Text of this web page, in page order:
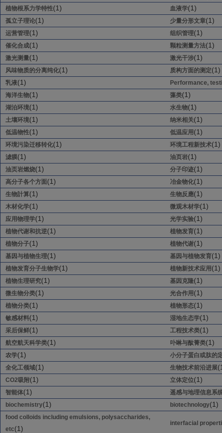
植物根系力学特性(1) 血液学(1)
孤立子理论(1) 少量分形文章(1)
运营管理(1) 组织管理(1)
催化合成(1) 颗粒测量方法(1)
激光测量(1) 激光干涉(1)
风味物质的分离纯化(1) 质构方面的测定(1)
乳液(1)
Performance,
海洋生物(1) 藻类(1)
湖泊环境(1) 水生物(1)
土壤环境(1) 纳米相关(1)
低温物性(1) 低温应用 (1)
环境污染迁移转化(1) 环境工程新技术(1)
滤膜(1) 油页岩(1)
油页岩燃烧(1) 分子印迹(1)
高分子各个方面(1) 冶金物化(1)
生物計算(1) 生物反應(1)
木材化学(1) 微观木材学(1)
应用物理学(1) 光学实验(1)
植物代谢和抗逆(1) 植物发育(1)
植物分子(1) 植物代谢(1)
基因与植物生理(1) 基因与植物发育(1)
植物发育分子生物学(1) 植物新技术应用 (1)
植物生理研究(1) 基因克隆(1)
微生物分类(1) 光合作用 (1)
植物分类(1) 植物形态(1)
敏感材料(1) 湿地生态学(1)
采后保鲜(1) 工程技术类(1)
航空航天科学类(1) 卟啉与酞菁类(1)
农学(1)
小分子蛋白或肽的
全化工领域(1) 生物技术前沿进展
CO2吸附(1) 立体定位(1)
智能体(1)
遥感与地理信息系
biochemistry(1) biotechnology(1)
food colloids including emulsions, polysaccharides,
etc(1)
interfacial